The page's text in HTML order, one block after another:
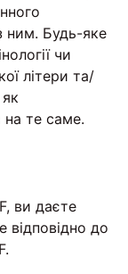
ним. Будь-яке
чи
літери та/
на те саме.
ви даєте
відповідно до